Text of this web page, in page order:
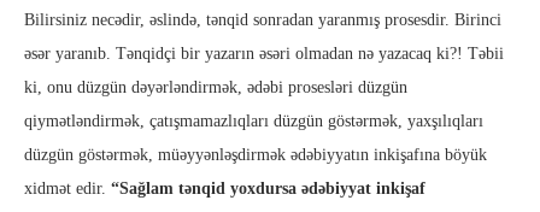
Bilirsiniz necədir, əslində, tənqid sonradan yaranmış prosesdir. Birinci
əsər yaranıb. Tənqidçi bir yazarın əsəri olmadan nə yazacaq ki?! Təbii
ki, onu düzgün dəyərləndirmək, ədəbi prosesləri düzgün
qiymətləndirmək, çatışmamazlıqları düzgün göstərmək, yaxşılıqları
düzgün göstərmək, müəyyənləşdirmək ədəbiyyatın inkişafına böyük
xidmət edir. “Sağlam tənqid yoxdursa ədəbiyyat inkişaf